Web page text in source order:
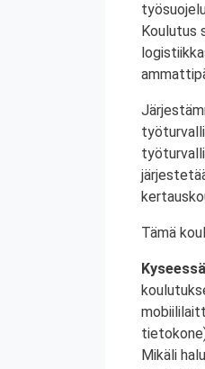
Koulutus
Tämä
Mikäli